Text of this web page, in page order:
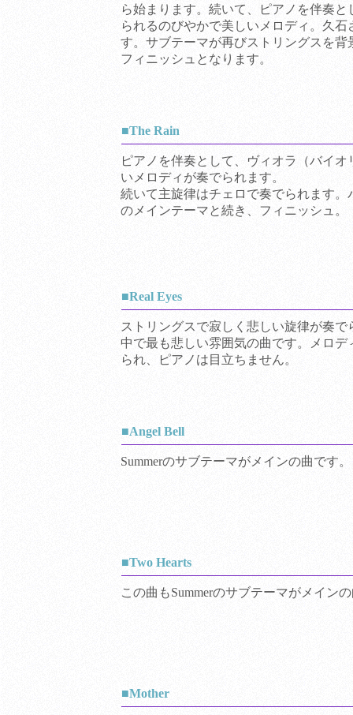
ら始まります。続いて、ピアノを伴奏
られるのびやかで美しいメロディ。久
す。サブテーマが再びストリングスを背
フィニッシュとなります。
■The Rain
ピアノを伴奏として、ヴィオラ（バイ
いメロディが奏でられます。
続いて主旋律はチェロで奏でられます。
のメインテーマと続き、フィニッシュ。
■Real Eyes
ストリングスで寂しく悲しい旋律が奏
中で最も悲しい雰囲気の曲です。メロデ
られ、ピアノは目立ちません。
■Angel Bell
Summerのサブテーマがメインの曲です。
■Two Hearts
この曲もSummerのサブテーマがメイン
■Mother